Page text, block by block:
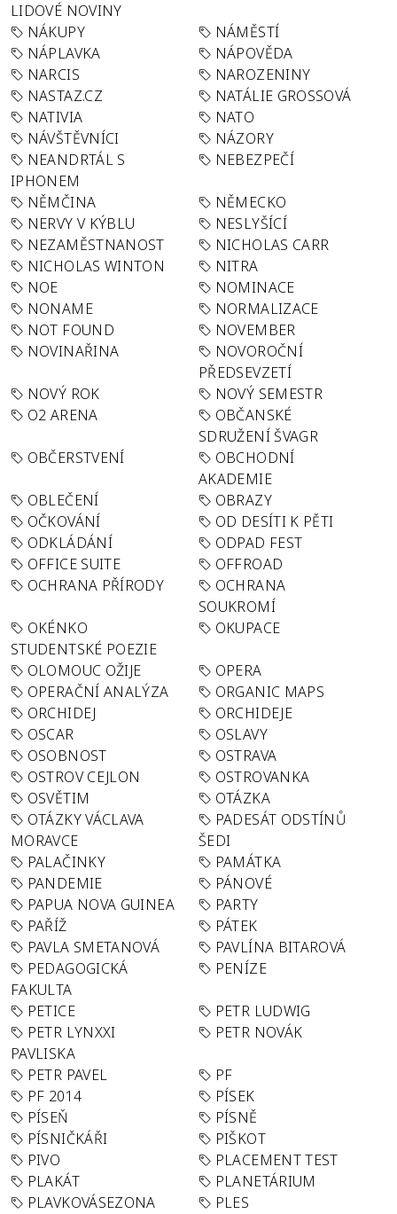
LIDOVÉ NOVINY
NÁKUPY
NÁMĚSTÍ
NÁPLAVKA
NÁPOVĚDA
NARCIS
NAROZENINY
NASTAZ.CZ
NATÁLIE GROSSOVÁ
NATIVIA
NATO
NÁVŠTĚVNÍCI
NÁZORY
NEANDRTÁL S
IPHONEM
NEBEZPEČÍ
NĚMČINA
NĚMECKO
NERVY V KÝBLU
NESLYŠÍCÍ
NEZAMĚSTNANOST
NICHOLAS CARR
NICHOLAS WINTON
NITRA
NOE
NOMINACE
NONAME
NORMALIZACE
NOT FOUND
NOVEMBER
NOVINAŘINA
NOVOROČNÍ
PŘEDSEVZETÍ
NOVÝ ROK
NOVÝ SEMESTR
O2 ARENA
OBČANSKÉ
SDRUŽENÍ ŠVAGR
OBČERSTVENÍ
OBCHODNÍ
AKADEMIE
OBLEČENÍ
OBRAZY
OČKOVÁNÍ
OD DESÍTI K PĚTI
ODKLÁDÁNÍ
ODPAD FEST
OFFICE SUITE
OFFROAD
OCHRANA PŘÍRODY
OCHRANA
SOUKROMÍ
OKÉNKO
STUDENTSKÉ POEZIE
OKUPACE
OLOMOUC OŽIJE
OPERA
OPERAČNÍ ANALÝZA
ORGANIC MAPS
ORCHIDEJ
ORCHIDEJE
OSCAR
OSLAVY
OSOBNOST
OSTRAVA
OSTROV CEJLON
OSTROVANKA
OSVĚTIM
OTÁZKA
OTÁZKY VÁCLAVA
MORAVCE
PADESÁT ODSTÍNŮ
ŠEDI
PALAČINKY
PAMÁTKA
PANDEMIE
PÁNOVÉ
PAPUA NOVA GUINEA
PARTY
PAŘÍŽ
PÁTEK
PAVLA SMETANOVÁ
PAVLÍNA BITAROVÁ
PEDAGOGICKÁ
FAKULTA
PENÍZE
PETICE
PETR LUDWIG
PETR LYNXXI
PAVLISKA
PETR NOVÁK
PETR PAVEL
PF
PF 2014
PÍSEK
PÍSEŇ
PÍSNĚ
PÍSNIČKÁŘI
PIŠKOT
PIVO
PLACEMENT TEST
PLAKÁT
PLANETÁRIUM
PLAVKOVÁSEZONA
PLES